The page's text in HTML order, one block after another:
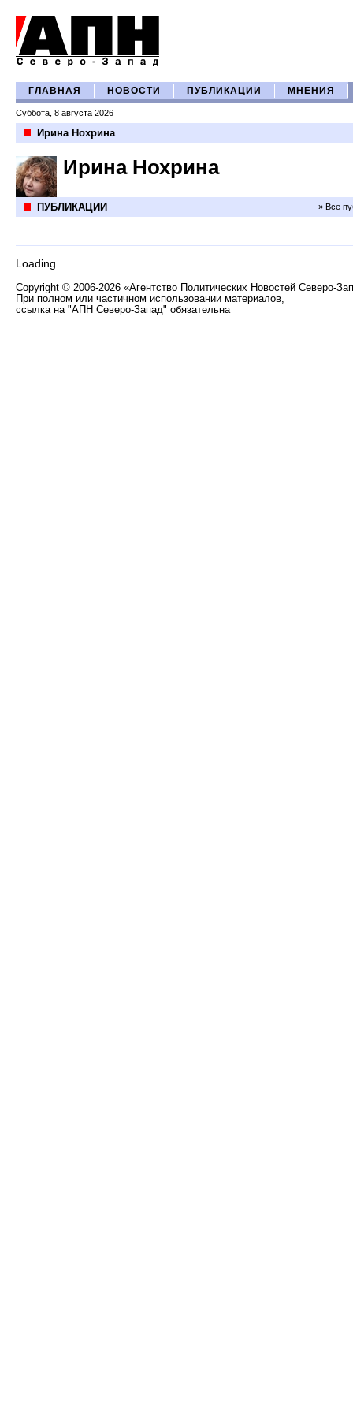
ГЛАВНАЯ НОВОСТИ ПУБЛИКАЦИИ МНЕНИЯ
Суббота, 8 августа 2026
Ирина Нохрина
Ирина Нохрина
ПУБЛИКАЦИИ » Все
Loading...
Copyright © 2006-2026 «Агентство Политических Новостей Северо-
При полном или частичном использовании материалов,
ссылка на "АПН Северо-Запад" обязательна